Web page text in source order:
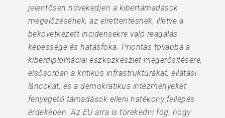
jelentősen növekedjen a kibertámadások
megelőzésének, az elrettentésnek, illetve a
bekövetkezett incidensekre való reagálás
képessége és hatásfoka. Prioritás továbbá a
kiberdiplomáciai eszközkészlet megerősítésére,
elsősorban a kritikus infrastruktúrákat, ellátási
láncokat, és a demokratikus intézményeket
fenyegető támadások elleni hatékony fellépés
érdekében. Az EU arra is törekedni fog, hogy